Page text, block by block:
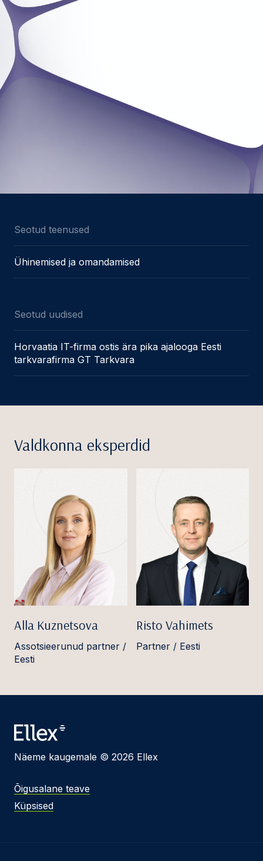
Seotud teenused
Ühinemised ja omandamised
Seotud uudised
Horvaatia IT-firma ostis ära pika ajalooga Eesti
tarkvarafirma GT Tarkvara
Valdkonna eksperdid
Alla Kuznetsova
Assotsieerunud partner /
Eesti
Risto Vahimets
Partner / Eesti
Näeme kaugemale © 2026 Ellex
Õigusalane teave
Küpsised